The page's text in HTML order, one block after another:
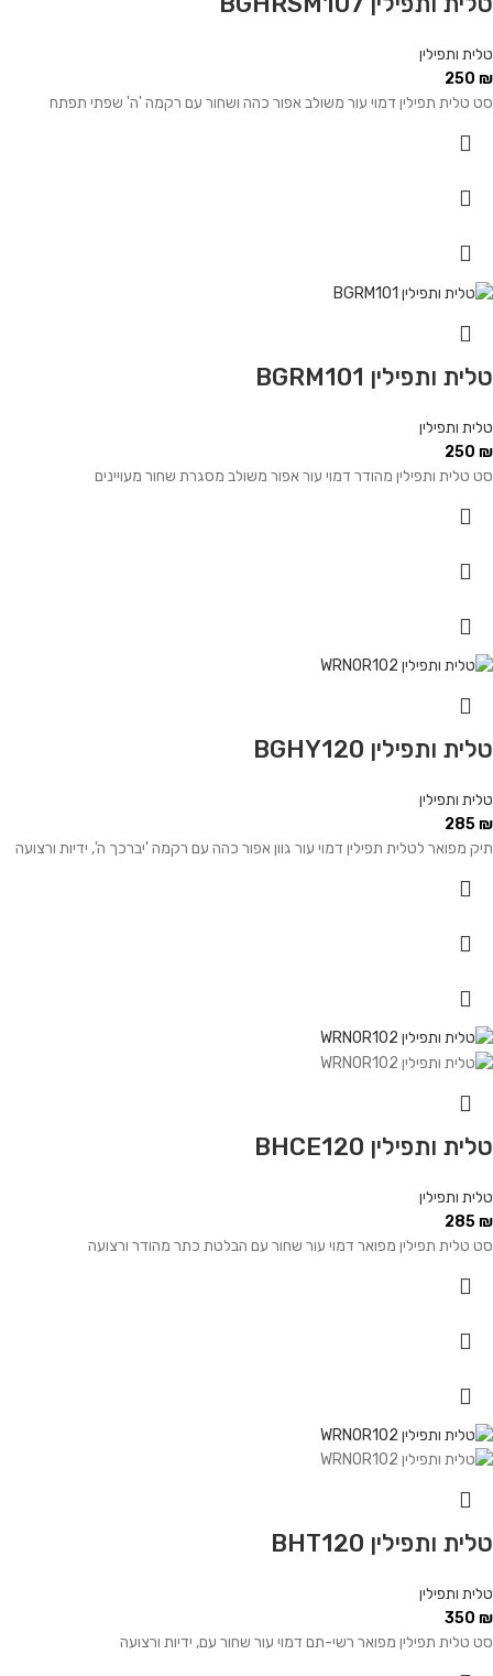
טלית ותפילין
250 ₪
סט טלית תפילין דמוי עור משולב אפור כהה ושחור עם רקמה 'ה' שפתי תפתח
טלית ותפילין BGRM101
טלית ותפילין
250 ₪
סט טלית ותפילין מהודר דמוי עור אפור משולב מסגרת שחור מעויינים
טלית ותפילין BGHY120
טלית ותפילין
285₪
תיק מפואר לטלית תפילין דמוי עור גוון אפור כהה עם רקמה 'יברכך ה', ידיות ורצועה
טלית ותפילין BHCE120
טלית ותפילין
285₪
סט טלית תפילין מפואר דמוי עור שחור עם הבלטת כתר מהודר ורצועה
טלית ותפילין BHT120
טלית ותפילין
350 ₪
סט טלית תפילין מפואר רשי-תם דמוי עור שחור עם, ידיות ורצועה